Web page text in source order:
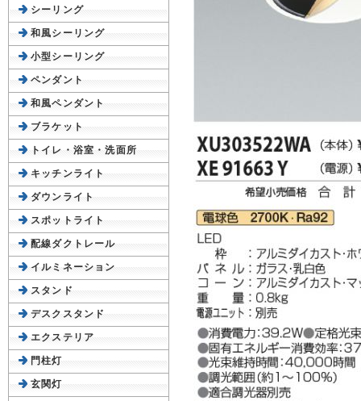
シーリング
和風シーリング
小型シーリング
ペンダント
和風ペンダント
ブラケット
トイレ・浴室・洗面所
キッチンライト
ダウンライト
スポットライト
配線ダクトレール
イルミネーション
スタンド
デスクスタンド
エクステリア
門柱灯
玄関灯